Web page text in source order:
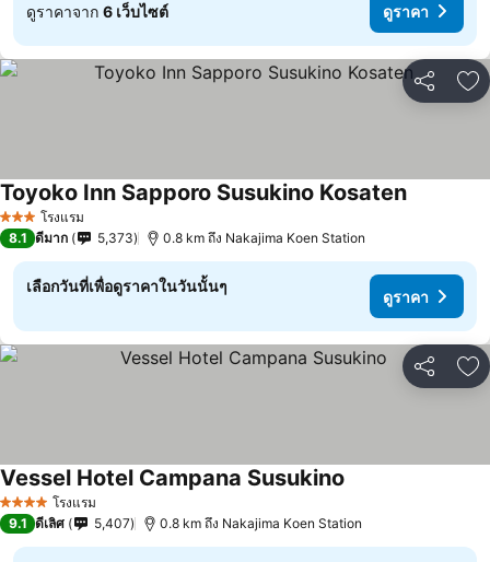
ดูราคาจาก 6 เว็บไซต์ ดูราคา
แชร์ เ
3 ดาว โรงแรม
Toyoko Inn Sapporo Susukino Kosaten
8.1 ดีมาก 5,373 0.8 km ถึง Nakajima Koen Station
เลือกวันที่เพื่อดูราคาในวันนั้นๆ
ดูราคา
แชร์ เ
4 ดาว โรงแรม
Vessel Hotel Campana Susukino
9.1 ดีเลิศ 5,407 0.8 km ถึง Nakajima Koen Station